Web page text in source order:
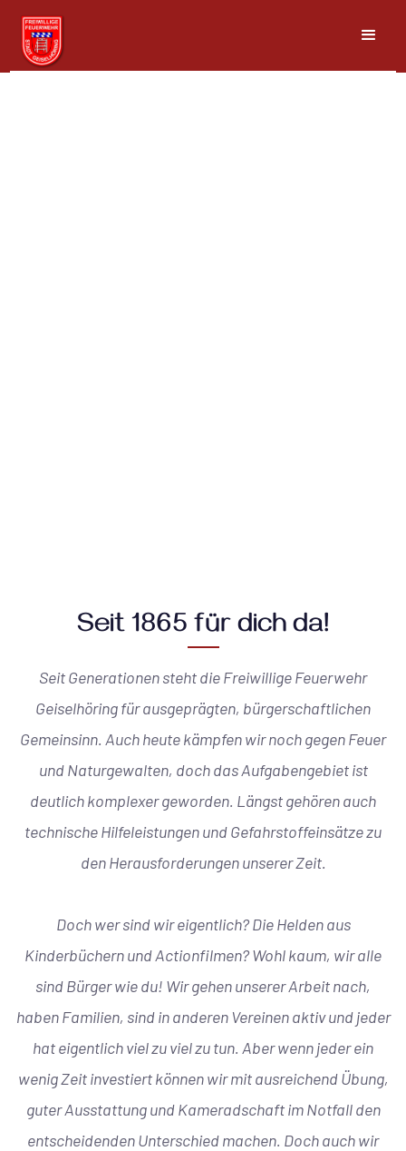
Seit 1865 für dich da!
Seit Generationen steht die Freiwillige Feuerwehr
Geiselhöring für ausgeprägten, bürgerschaftlichen
Gemeinsinn. Auch heute kämpfen wir noch gegen Feuer
und Naturgewalten, doch das Aufgabengebiet ist
deutlich komplexer geworden. Längst gehören auch
technische Hilfeleistungen und Gefahrstoffeinsätze zu
den Herausforderungen unserer Zeit.
Doch wer sind wir eigentlich? Die Helden aus
Kinderbüchern und Actionfilmen? Wohl kaum, wir alle
sind Bürger wie du! Wir gehen unserer Arbeit nach,
haben Familien, sind in anderen Vereinen aktiv und jeder
hat eigentlich viel zu viel zu tun. Aber wenn jeder ein
wenig Zeit investiert können wir mit ausreichend Übung,
guter Ausstattung und Kameradschaft im Notfall den
entscheidenden Unterschied machen. Doch auch wir